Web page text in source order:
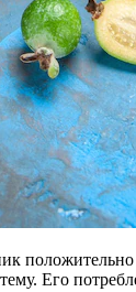
положительно
Его